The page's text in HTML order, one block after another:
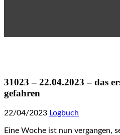
31023 – 22.04.2023 – das
gefahren
22/04/2023 Logbuch
Eine Woche ist nun vergangen,